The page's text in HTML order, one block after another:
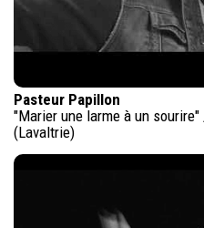
Pasteur Papillon
"Marier une larme à un
(Lavaltrie)